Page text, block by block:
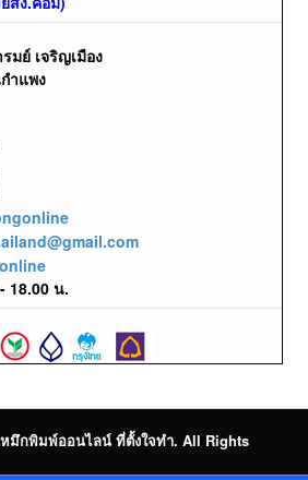
มย์ เจริญเมือง
ำแพง
18.00 น.
มึกพิมพ์ออนไลน์ ที่ตั้งใจทำ. All Rights